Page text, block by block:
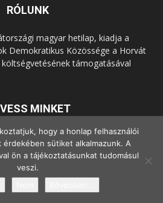
RÓLUNK
magyar hetilap, kiadja a
Demokratikus Közössége a Horvát
támogatásával
MINKET
2022 Minden jog fenntartva.
hogy a honlap felhasználói
érdekében sütiket alkalmazunk. A
ön a tájékoztatásunkat tudomásul
veszi.